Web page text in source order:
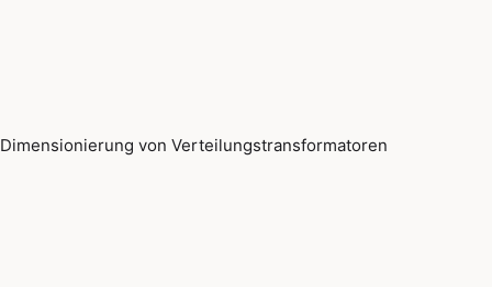
Dimensionierung von Verteilungstransformatoren